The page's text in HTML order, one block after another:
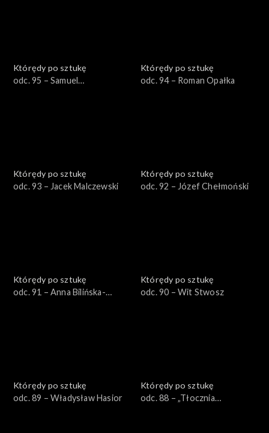
Którędy po sztukę
odc. 95 – Samuel
Którędy po sztukę
odc. 94 – Roman Opałka
Którędy po sztukę
odc. 93 – Jacek Malczewski
Którędy po sztukę
odc. 92 – Józef Chełmoński
Którędy po sztukę
odc. 91 – Anna Bilińska-
Którędy po sztukę
odc. 90 – Wit Stwosz
Którędy po sztukę
odc. 89 – Władysław Hasior
Którędy po sztukę
odc. 88 – „Tłocznia